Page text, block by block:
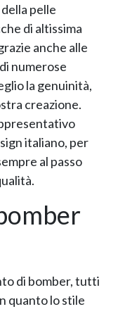
pelle
di altissima
anche alle
numerose
la genuinità,
creazione.
italiano, per
al passo
di bomber, tutti
quanto lo stile